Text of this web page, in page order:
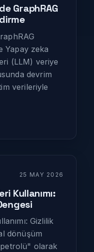
GraphRAG
Yapay zeka
(LLM) veriye
devrim
verileriyle
25 MAY 2026
Kullanımı:
Gizlilik
dönüşüm
olarak